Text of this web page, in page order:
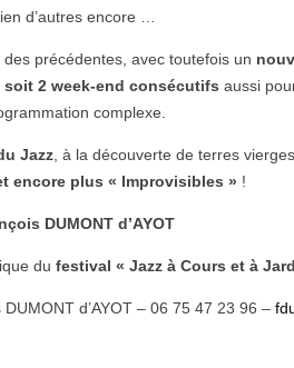
d’autres encore …
des précédentes, avec toutefois un
2 week-end consécutifs aussi
complexe.
Jazz , à la découverte de terres
encore plus « Improvisibles » !
DUMONT d’AYOT
du festival « Jazz à Cours et à
d’AYOT – 06 75 47 23 96 –